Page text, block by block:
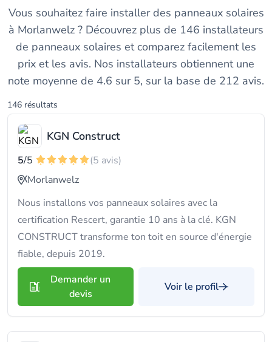
Vous souhaitez faire installer des panneaux solaires
à Morlanwelz ? Découvrez plus de 146 installateurs
de panneaux solaires et comparez facilement les
prix et les avis. Nos installateurs obtiennent une
note moyenne de 4.6 sur 5, sur la base de 212 avis.
146 résultats
KGN Construct
5/5
(5 avis)
Morlanwelz
Nous installons vos panneaux solaires avec la
certification Rescert, garantie 10 ans à la clé. KGN
CONSTRUCT transforme ton toit en source d'énergie
fiable, depuis 2019.
Demander un
devis
Voir le profil